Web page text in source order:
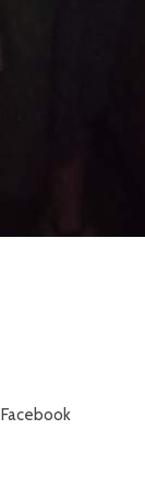
Facebook